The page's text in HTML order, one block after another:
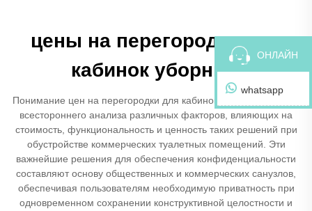
цены на перегородки для
кабинок уборных
Понимание цен на перегородки для кабинок унитазов требует
всестороннего анализа различных факторов, влияющих на
стоимость, функциональность и ценность таких решений при
обустройстве коммерческих туалетных помещений. Эти
важнейшие решения для обеспечения конфиденциальности
составляют основу общественных и коммерческих санузлов,
обеспечивая пользователям необходимую приватность при
одновременном сохранении конструктивной целостности и
ОНЛАЙН
whatsapp